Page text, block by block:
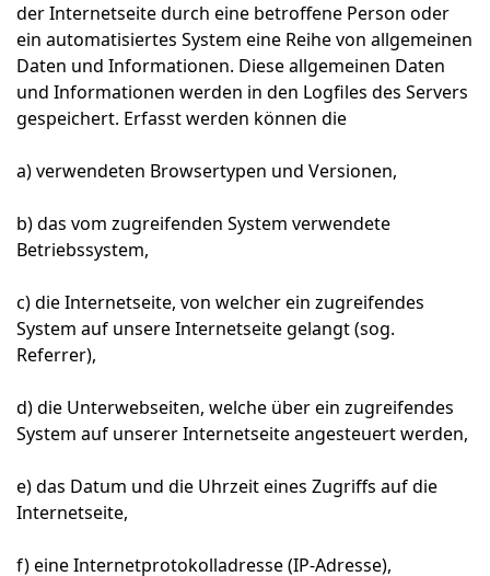
der Internetseite durch eine betroffene Person oder
ein automatisiertes System eine Reihe von allgemeinen
Daten und Informationen. Diese allgemeinen Daten
und Informationen werden in den Logfiles des Servers
gespeichert. Erfasst werden können die
a) verwendeten Browsertypen und Versionen,
b) das vom zugreifenden System verwendete
Betriebssystem,
c) die Internetseite, von welcher ein zugreifendes
System auf unsere Internetseite gelangt (sog.
Referrer),
d) die Unterwebseiten, welche über ein zugreifendes
System auf unserer Internetseite angesteuert werden,
e) das Datum und die Uhrzeit eines Zugriffs auf die
Internetseite,
f) eine Internetprotokolladresse (IP-Adresse),